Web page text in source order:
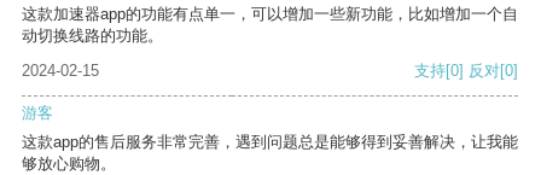
这款加速器app的功能有点单一，可以增加一些新功能，比如增加一个自
动切换线路的功能。
2024-02-15
支持[0] 反对[0]
游客
这款app的售后服务非常完善，遇到问题总是能够得到妥善解决，让我能
够放心购物。